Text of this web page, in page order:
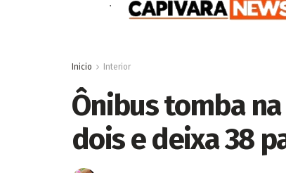
Inicio Interior
Ônibus tomba
dois e deixa 38